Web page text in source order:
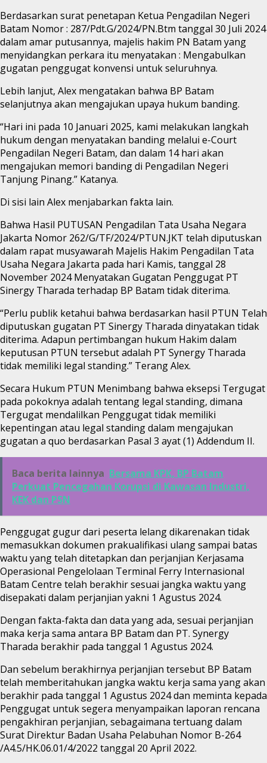
Berdasarkan surat penetapan Ketua Pengadilan Negeri
Batam Nomor : 287/Pdt.G/2024/PN.Btm tanggal 30 Juli 2024
dalam amar putusannya, majelis hakim PN Batam yang
menyidangkan perkara itu menyatakan : Mengabulkan
gugatan penggugat konvensi untuk seluruhnya.
Lebih lanjut, Alex mengatakan bahwa BP Batam
selanjutnya akan mengajukan upaya hukum banding.
“Hari ini pada 10 Januari 2025, kami melakukan langkah
hukum dengan menyatakan banding melalui e-Court
Pengadilan Negeri Batam, dan dalam 14 hari akan
mengajukan memori banding di Pengadilan Negeri
Tanjung Pinang.” Katanya.
Di sisi lain Alex menjabarkan fakta lain.
Bahwa Hasil PUTUSAN Pengadilan Tata Usaha Negara
Jakarta Nomor 262/G/TF/2024/PTUN.JKT telah diputuskan
dalam rapat musyawarah Majelis Hakim Pengadilan Tata
Usaha Negara Jakarta pada hari Kamis, tanggal 28
November 2024 Menyatakan Gugatan Penggugat PT
Sinergy Tharada terhadap BP Batam tidak diterima.
“Perlu publik ketahui bahwa berdasarkan hasil PTUN Telah
diputuskan gugatan PT Sinergy Tharada dinyatakan tidak
diterima. Adapun pertimbangan hukum Hakim dalam
keputusan PTUN tersebut adalah PT Synergy Tharada
tidak memiliki legal standing.” Terang Alex.
Secara Hukum PTUN Menimbang bahwa eksepsi Tergugat
pada pokoknya adalah tentang legal standing, dimana
Tergugat mendalilkan Penggugat tidak memiliki
kepentingan atau legal standing dalam mengajukan
gugatan a quo berdasarkan Pasal 3 ayat (1) Addendum II.
Baca berita lainnya Bersama KPK, BP Batam
Perkuat Pencegahan Korupsi di Kawasan Industri,
KEK dan PSN
Penggugat gugur dari peserta lelang dikarenakan tidak
memasukkan dokumen prakualifikasi ulang sampai batas
waktu yang telah ditetapkan dan perjanjian Kerjasama
Operasional Pengelolaan Terminal Ferry Internasional
Batam Centre telah berakhir sesuai jangka waktu yang
disepakati dalam perjanjian yakni 1 Agustus 2024.
Dengan fakta-fakta dan data yang ada, sesuai perjanjian
maka kerja sama antara BP Batam dan PT. Synergy
Tharada berakhir pada tanggal 1 Agustus 2024.
Dan sebelum berakhirnya perjanjian tersebut BP Batam
telah memberitahukan jangka waktu kerja sama yang akan
berakhir pada tanggal 1 Agustus 2024 dan meminta kepada
Penggugat untuk segera menyampaikan laporan rencana
pengakhiran perjanjian, sebagaimana tertuang dalam
Surat Direktur Badan Usaha Pelabuhan Nomor B-264
/A4.5/HK.06.01/4/2022 tanggal 20 April 2022.